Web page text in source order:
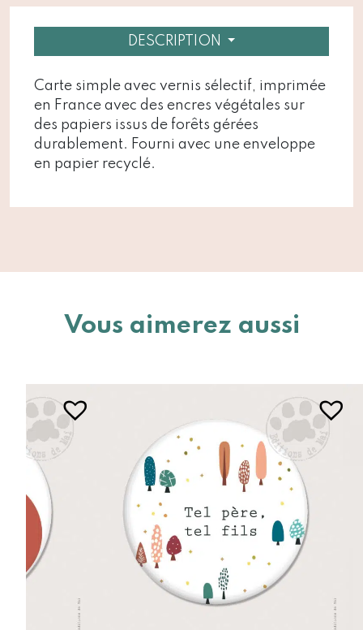
DESCRIPTION
Carte simple avec vernis sélectif, imprimée
en France avec des encres végétales sur
des papiers issus de forêts gérées
durablement. Fourni avec une enveloppe
en papier recyclé.
Vous aimerez aussi